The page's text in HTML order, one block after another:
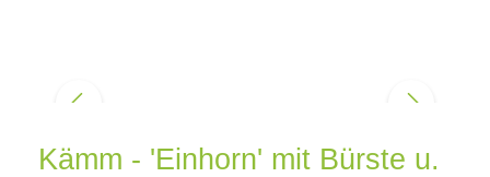
Kämm - 'Einhorn' mit Bürste u.